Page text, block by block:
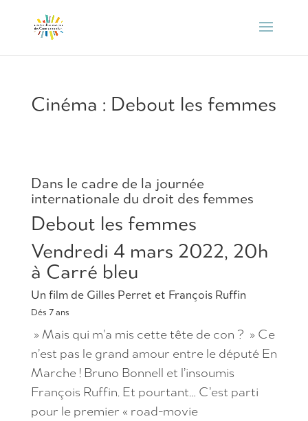
Cinéma : Debout les femmes
Dans le cadre de la journée
internationale du droit des femmes
Debout les femmes
Vendredi 4 mars 2022, 20h
à Carré bleu
Un film de Gilles Perret et François Ruffin
Dés 7 ans
» Mais qui m’a mis cette tête de con ? » Ce
n’est pas le grand amour entre le député En
Marche ! Bruno Bonnell et l’insoumis
François Ruffin. Et pourtant… C’est parti
pour le premier « road-movie